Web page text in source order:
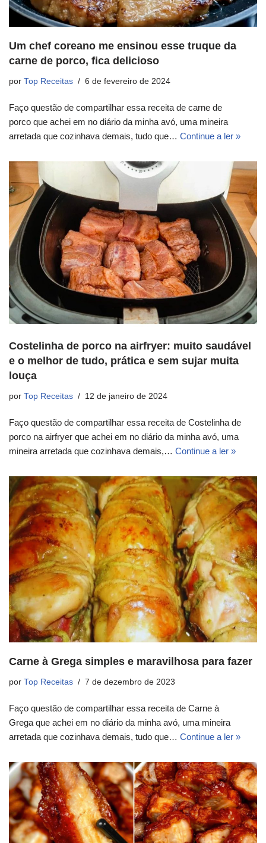
Um chef coreano me ensinou esse truque da
carne de porco, fica delicioso
por Top Receitas 6 de fevereiro de 2024
Faço questão de compartilhar essa receita de carne de
porco que achei em no diário da minha avó, uma mineira
arretada que cozinhava demais, tudo que… Continue a ler »
Costelinha de porco na airfryer: muito saudável
e o melhor de tudo, prática e sem sujar muita
louça
por Top Receitas 12 de janeiro de 2024
Faço questão de compartilhar essa receita de Costelinha de
porco na airfryer que achei em no diário da minha avó, uma
mineira arretada que cozinhava demais,… Continue a ler »
Carne à Grega simples e maravilhosa para fazer
por Top Receitas 7 de dezembro de 2023
Faço questão de compartilhar essa receita de Carne à
Grega que achei em no diário da minha avó, uma mineira
arretada que cozinhava demais, tudo que… Continue a ler »